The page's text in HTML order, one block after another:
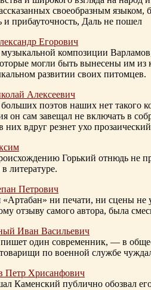
своеобразным
и прибауточность, Даль не пошел
Егорович
композиции
могли быть вынесены им из
развитии своих питомцев.
Алексеевич
поэтов наших нет такого
он сам завещал не включать в
них вдруг резнет ухо
Горький отнюдь не
литературе.
Петрович
«Артабан» ни печати, ни сцены
отзыву самого автора, была
Иван Васильевич
один современник, — в
по военной службе
Петр Хрисанфович
Каменский публично обозвал